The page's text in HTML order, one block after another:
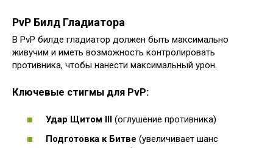
PvP Билд Гладиатора
В PvP билде гладиатор должен быть максимально
живучим и иметь возможность контролировать
противника, чтобы нанести максимальный урон.
Ключевые стигмы для PvP:
Удар Щитом III (оглушение противника)
Подготовка к Битве (увеличивает шанс